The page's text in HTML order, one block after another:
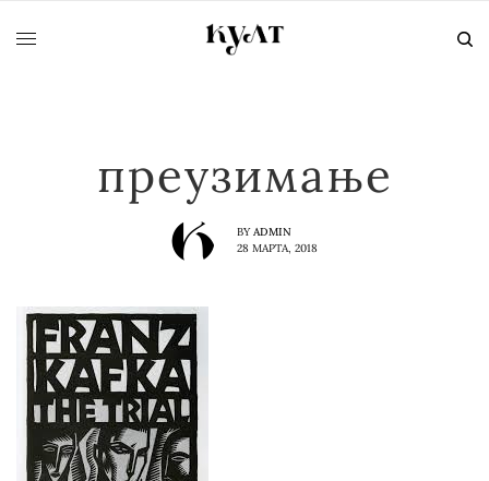
преузимање
BY ADMIN
28 МАРТА, 2018